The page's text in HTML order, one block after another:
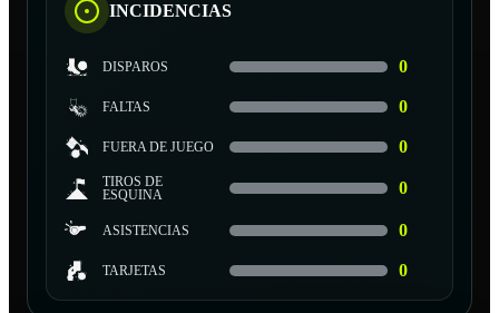
INCIDENCIAS
DISPAROS 0
FALTAS 0
FUERA DE JUEGO 0
TIROS DE
ESQUINA
0
ASISTENCIAS 0
TARJETAS 0